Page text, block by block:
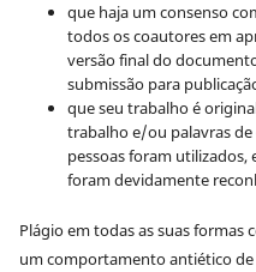
que haja um consenso
todos os coautores em
versão final do
submissão para
que seu trabalho é
trabalho e/ou palavras
pessoas foram utilizados,
foram devidamente
Plágio em todas as suas formas
um comportamento antiético de